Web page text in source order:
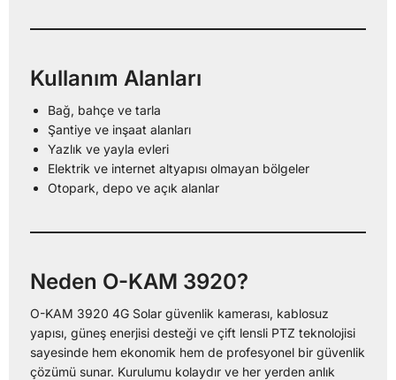
Kullanım Alanları
Bağ, bahçe ve tarla
Şantiye ve inşaat alanları
Yazlık ve yayla evleri
Elektrik ve internet altyapısı olmayan bölgeler
Otopark, depo ve açık alanlar
Neden O-KAM 3920?
O-KAM 3920 4G Solar güvenlik kamerası, kablosuz
yapısı, güneş enerjisi desteği ve çift lensli PTZ teknolojisi
sayesinde hem ekonomik hem de profesyonel bir güvenlik
çözümü sunar. Kurulumu kolaydır ve her yerden anlık